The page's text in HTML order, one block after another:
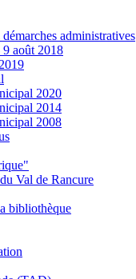
administratives
août 2018
2020
2014
2008
Val de Rancure
bibliothèque